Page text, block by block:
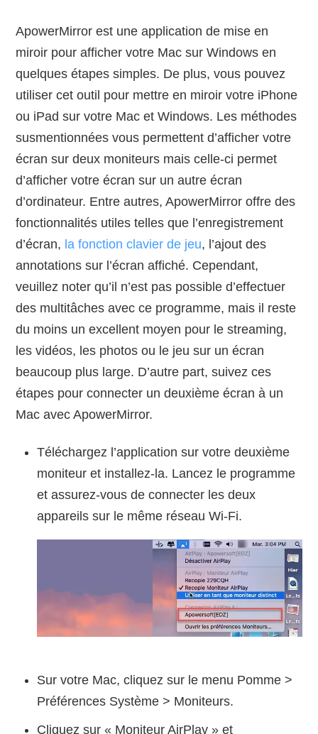
ApowerMirror est une application de mise en
miroir pour afficher votre Mac sur Windows en
quelques étapes simples. De plus, vous pouvez
utiliser cet outil pour mettre en miroir votre iPhone
ou iPad sur votre Mac et Windows. Les méthodes
susmentionnées vous permettent d’afficher votre
écran sur deux moniteurs mais celle-ci permet
d’afficher votre écran sur un autre écran
d’ordinateur. Entre autres, ApowerMirror offre des
fonctionnalités utiles telles que l’enregistrement
d’écran, la fonction clavier de jeu, l’ajout des
annotations sur l’écran affiché. Cependant,
veuillez noter qu’il n’est pas possible d’effectuer
des multitâches avec ce programme, mais il reste
du moins un excellent moyen pour le streaming,
les vidéos, les photos ou le jeu sur un écran
beaucoup plus large. D’autre part, suivez ces
étapes pour connecter un deuxième écran à un
Mac avec ApowerMirror.
Téléchargez l’application sur votre deuxième
moniteur et installez-la. Lancez le programme
et assurez-vous de connecter les deux
appareils sur le même réseau Wi-Fi.
Sur votre Mac, cliquez sur le menu Pomme >
Préférences Système > Moniteurs.
Cliquez sur « Moniteur AirPlay » et